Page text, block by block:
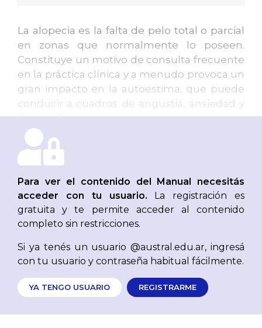
La alopecia es la falta de pelo total o parcial
en zonas que normalmente lo poseen.
Constituye un motivo de consulta frecuente
en la práctica clínica y a menudo provoca un
gran impacto en la autoestima, que puede
conducir a cuadros de angustia, ansiedad y
depresión.
Para evaluar una alopecia, deben
considerarse los siguientes aspectos:
Historia clínica
Examen físico
Maniobras simples
Tricoscopía
Laboratorio «capilar»
Biopsia
Para ver el contenido del Manual necesitás
acceder con tu usuario. La registración es
gratuita y te permite acceder al contenido
completo sin restricciones.
Si ya tenés un usuario @austral.edu.ar, ingresá
con tu usuario y contraseña habitual fácilmente.
YA TENGO USUARIO REGISTRARME